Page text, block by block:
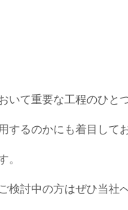
て重要な工程のひとつ
るのかにも着目して
。
討中の方はぜひ当社